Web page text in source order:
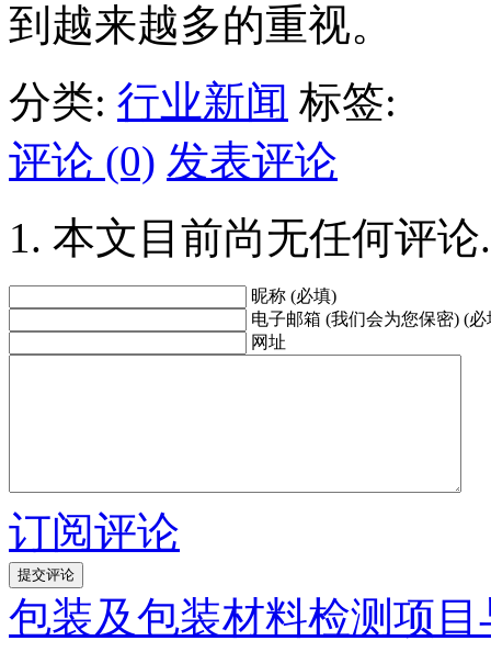
到越来越多的重视。
分类: 行业新闻 标签:
评论 (0) 发表评论
本文目前尚无任何评论.
昵称 (必填)
电子邮箱 (我们会为您保密) (必
网址
订阅评论
包装及包装材料检测项目